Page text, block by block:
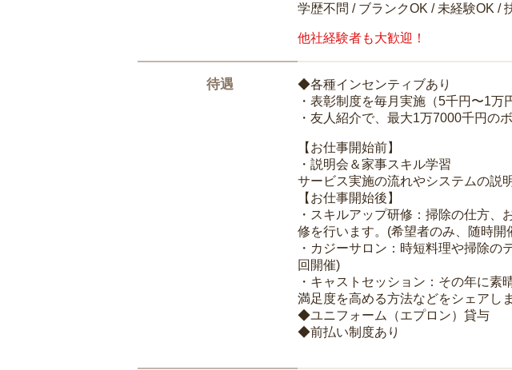
学歴不問 / ブランクOK / 未経験OK /
他社経験者も大歓迎！
待遇
◆各種インセンティブあり
・表彰制度を毎月実施（5千円〜1万
・友人紹介で、最大1万7000千円の
【お仕事開始前】
・説明会＆家事スキル学習
サービス実施の流れやシステムの説
【お仕事開始後】
・スキルアップ研修：掃除の仕方
修を行います。(希望者のみ、随時開
・カジーサロン：時短料理や掃除
回開催)
・キャストセッション：その年に
満足度を高める方法などをシェアし
◆ユニフォーム（エプロン）貸与
◆前払い制度あり